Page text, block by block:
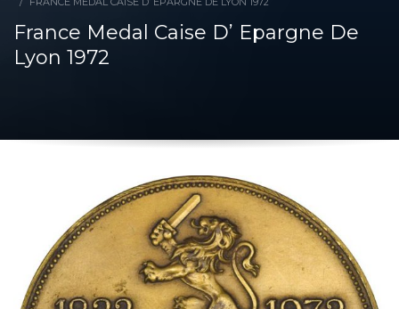
France Medal Caise D’ Epargne De
Lyon 1972